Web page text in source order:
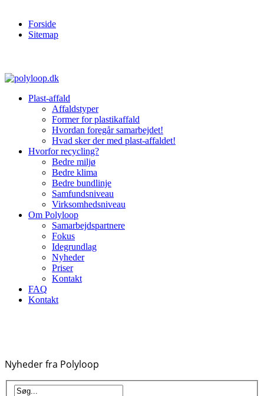
Forside
Sitemap
Plast-affald
Affaldstyper
Former for plastikaffald
Hvordan foregår samarbejdet!
Hvad sker der med plast-affaldet!
Hvorfor recycling?
Bedre miljø
Bedre klima
Bedre bundlinje
Samfundsniveau
Virksomhedsniveau
Om Polyloop
Samarbejdspartnere
Fokus
Idegrundlag
Nyheder
Priser
Kontakt
FAQ
Kontakt
Nyheder fra Polyloop